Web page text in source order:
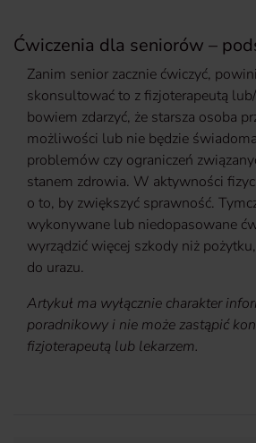
Ćwiczenia dla seniorów –
Zanim senior zacznie ćwiczyć,
skonsultować to z fizjoterapeutą
bowiem zdarzyć, że starsza osoba
możliwości lub nie będzie
problemów czy ograniczeń
stanem zdrowia. W aktywności
o to, by zwiększyć sprawność.
wykonywane lub niedopasowane
wyrządzić więcej szkody niż
do urazu.
Artykuł ma wyłącznie charakter
poradnikowy i nie może zastąpić
fizjoterapeutą lub lekarzem.